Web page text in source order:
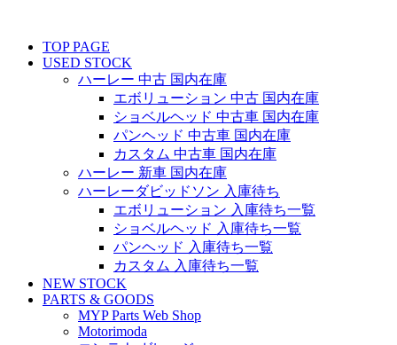
TOP PAGE
USED STOCK
ハーレー 中古 国内在庫
エボリューション 中古 国内在庫
ショベルヘッド 中古車 国内在庫
パンヘッド 中古車 国内在庫
カスタム 中古車 国内在庫
ハーレー 新車 国内在庫
ハーレーダビッドソン 入庫待ち
エボリューション 入庫待ち一覧
ショベルヘッド 入庫待ち一覧
パンヘッド 入庫待ち一覧
カスタム 入庫待ち一覧
NEW STOCK
PARTS & GOODS
MYP Parts Web Shop
Motorimoda